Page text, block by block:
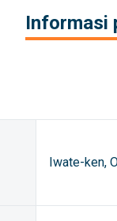
Informasi
Iwate-ken,